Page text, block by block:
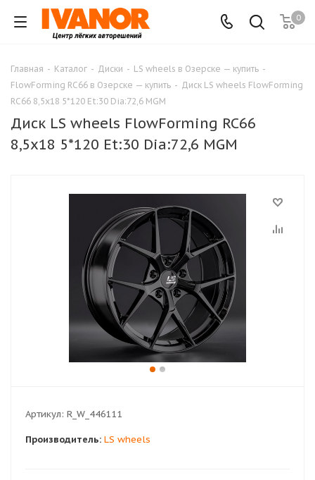
0
Главная - Каталог - Диски - LS wheels в Озерске — купить -
FlowForming RC66 в Озерске — купить - Диск LS wheels FlowForming
RC66 8,5x18 5*120 Et:30 Dia:72,6 MGM
Диск LS wheels FlowForming RC66
8,5x18 5*120 Et:30 Dia:72,6 MGM
Артикул: R_W_446111
Производитель: LS wheels